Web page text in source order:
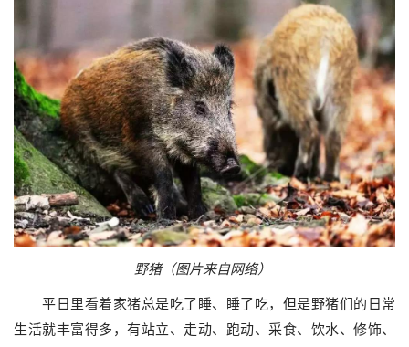
野猪（图片来自网络）
平日里看着家猪总是吃了睡、睡了吃，但是野猪们的日常
生活就丰富得多，有站立、走动、跑动、采食、饮水、修饰、